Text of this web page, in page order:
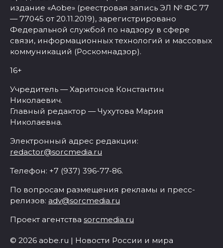
издание «Aobe» (реестровая запись ЭЛ № ФС 77
— 77045 от 20.11.2019), зарегистрировано
Федеральной службой по надзору в сфере
связи, информационных технологий и массовых
коммуникаций (Роскомнадзор).
16+
Учредитель — Харитонов Константин
Николаевич.
Главный редактор — Чухутова Мария
Николаевна.
Электронный адрес редакции:
redactor@sorcmedia.ru
Телефон: +7 (937) 396-77-86.
По вопросам размещения рекламы и пресс-
релизов: adv@sorcmedia.ru
Проект агентства sorcmedia.ru
© 2026 aobe.ru | Новости России и мира